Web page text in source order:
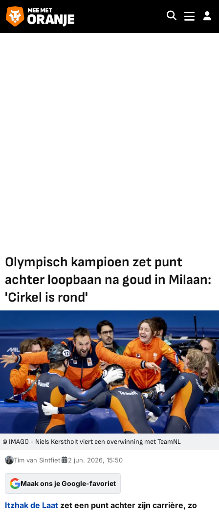
Olympisch kampioen zet punt
achter loopbaan na goud in Milaan:
'Cirkel is rond'
© IMAGO - Niels Kerstholt viert een overwinning met TeamNL
Tim van Sintfiet 2 jun. 2026, 15:50
Maak ons je Google-favoriet
Itzhak de Laat zet een punt achter zijn carrière, zo